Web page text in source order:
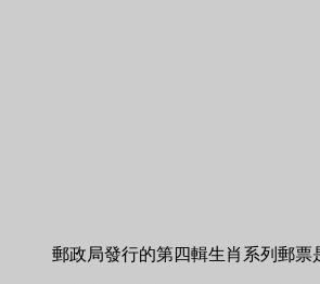
郵政局發行的第四輯生肖系列郵票